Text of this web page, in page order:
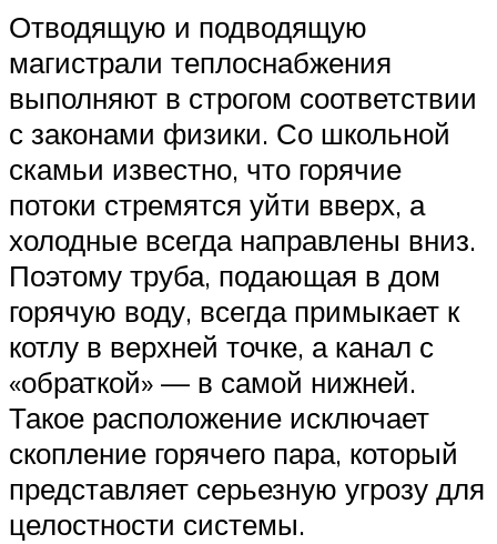
Отводящую и подводящую
магистрали теплоснабжения
выполняют в строгом соответствии
с законами физики. Со школьной
скамьи известно, что горячие
потоки стремятся уйти вверх, а
холодные всегда направлены вниз.
Поэтому труба, подающая в дом
горячую воду, всегда примыкает к
котлу в верхней точке, а канал с
«обраткой» — в самой нижней.
Такое расположение исключает
скопление горячего пара, который
представляет серьезную угрозу для
целостности системы.